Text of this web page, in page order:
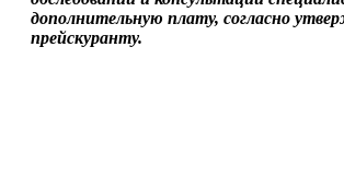
дополнительную плату, согласно
прейскуранту.